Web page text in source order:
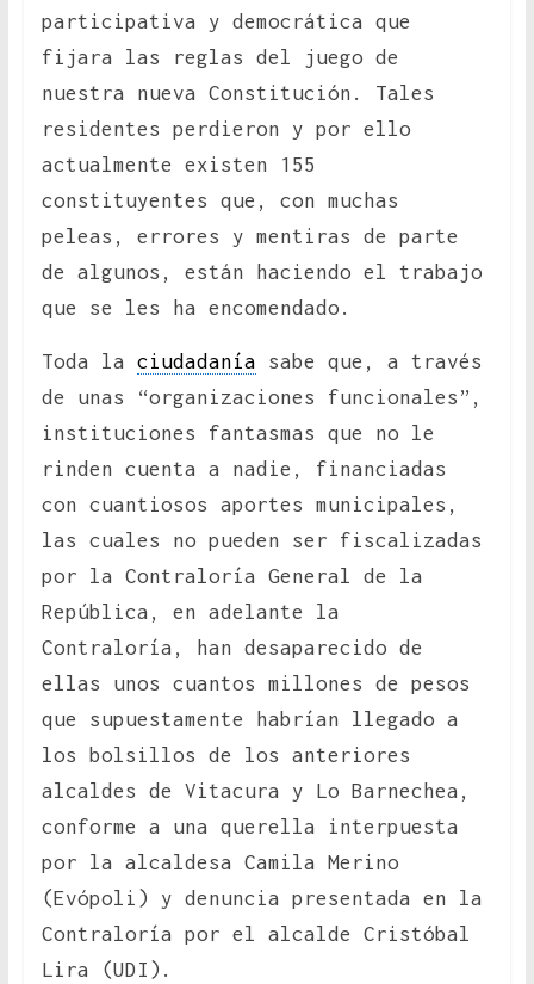
participativa y democrática que
fijara las reglas del juego de
nuestra nueva Constitución. Tales
residentes perdieron y por ello
actualmente existen 155
constituyentes que, con muchas
peleas, errores y mentiras de parte
de algunos, están haciendo el trabajo
que se les ha encomendado.
Toda la ciudadanía sabe que, a través
de unas “organizaciones funcionales”,
instituciones fantasmas que no le
rinden cuenta a nadie, financiadas
con cuantiosos aportes municipales,
las cuales no pueden ser fiscalizadas
por la Contraloría General de la
República, en adelante la
Contraloría, han desaparecido de
ellas unos cuantos millones de pesos
que supuestamente habrían llegado a
los bolsillos de los anteriores
alcaldes de Vitacura y Lo Barnechea,
conforme a una querella interpuesta
por la alcaldesa Camila Merino
(Evópoli) y denuncia presentada en la
Contraloría por el alcalde Cristóbal
Lira (UDI).